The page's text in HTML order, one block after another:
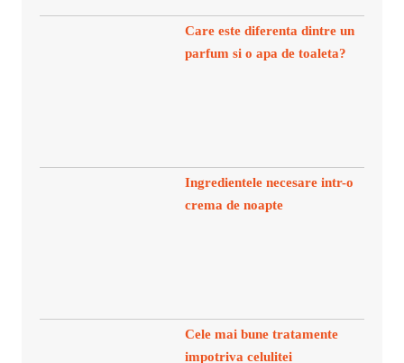
Care este diferenta dintre un
parfum si o apa de toaleta?
Ingredientele necesare intr-o
crema de noapte
Cele mai bune tratamente
impotriva celulitei